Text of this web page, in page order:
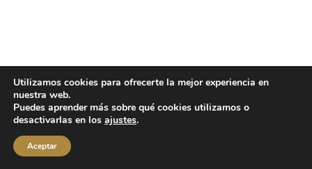
Utilizamos cookies para ofrecerte la mejor experiencia en
nuestra web.
Puedes aprender más sobre qué cookies utilizamos o
desactivarlas en los ajustes.
Aceptar